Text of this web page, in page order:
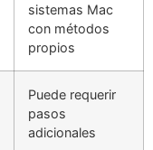
sistemas Mac
con métodos
propios
Puede requerir
pasos
adicionales